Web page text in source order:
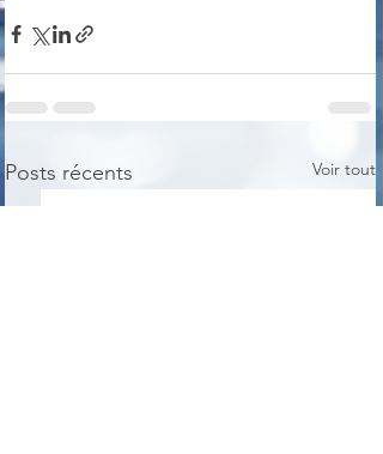
Posts récents Voir tout